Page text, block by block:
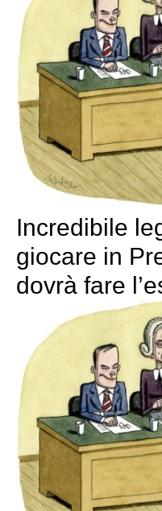
Incredibile
giocare in
dovrà fare